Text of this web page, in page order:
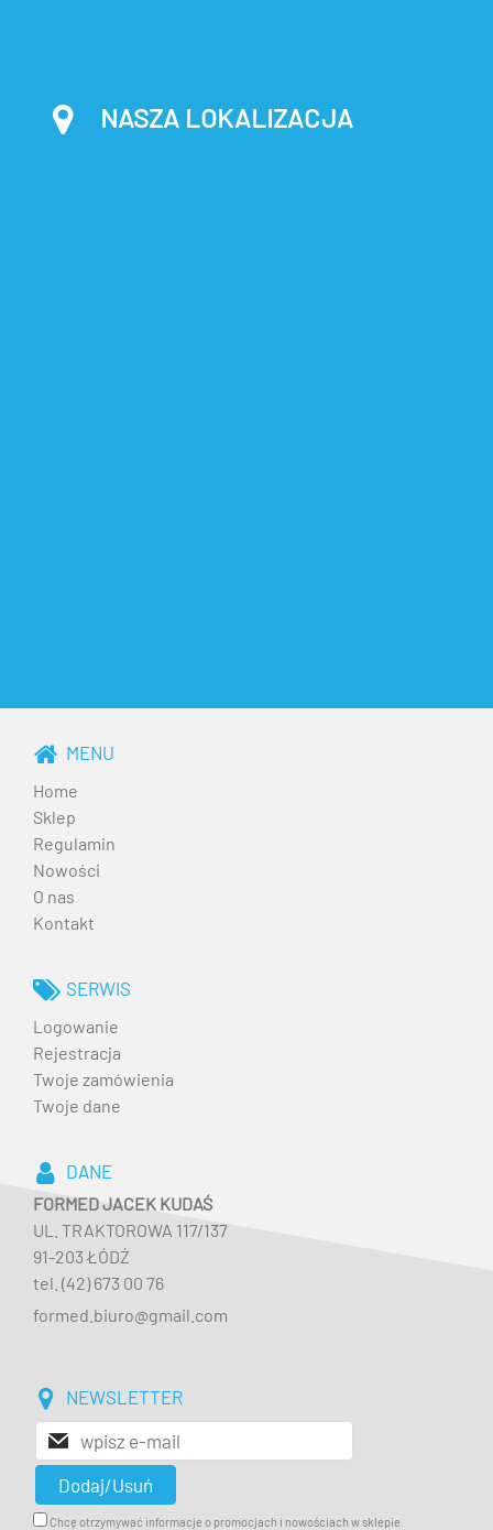
NASZA LOKALIZACJA
MENU
Home
Sklep
Regulamin
Nowości
O nas
Kontakt
SERWIS
Logowanie
Rejestracja
Twoje zamówienia
Twoje dane
DANE
FORMED JACEK KUDAŚ
UL. TRAKTOROWA 117/137
91-203 ŁÓDŹ
tel. (42) 673 00 76
formed.biuro@gmail.com
NEWSLETTER
Chcę otrzymywać informacje o promocjach i nowościach w sklepie.